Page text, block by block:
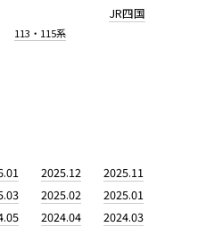
113・115系
JR四国
2025.12
2025.11
2025.02
2025.01
2024.04
2024.03